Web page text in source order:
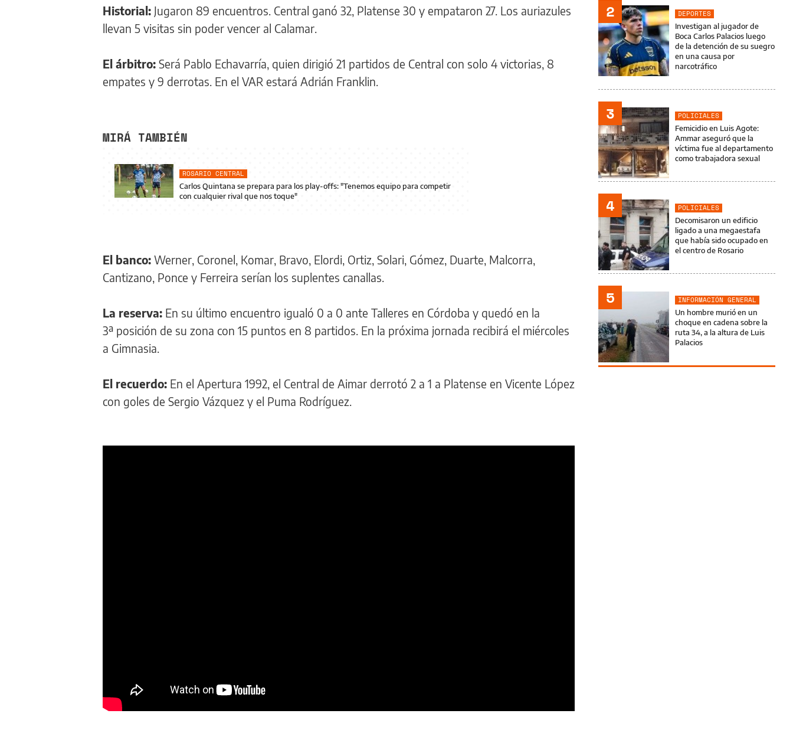
Historial: Jugaron 89 encuentros. Central ganó 32, Platense 30 y empataron 27. Los auriazules
llevan 5 visitas sin poder vencer al Calamar.
El árbitro: Será Pablo Echavarría, quien dirigió 21 partidos de Central con solo 4 victorias, 8
empates y 9 derrotas. En el VAR estará Adrián Franklin.
MIRÁ TAMBIÉN
ROSARIO CENTRAL
Carlos Quintana se prepara para los play-offs: "Tenemos equipo para competir
con cualquier rival que nos toque"
El banco: Werner, Coronel, Komar, Bravo, Elordi, Ortiz, Solari, Gómez, Duarte, Malcorra,
Cantizano, Ponce y Ferreira serían los suplentes canallas.
La reserva: En su último encuentro igualó 0 a 0 ante Talleres en Córdoba y quedó en la
3ª posición de su zona con 15 puntos en 8 partidos. En la próxima jornada recibirá el miércoles
a Gimnasia.
El recuerdo: En el Apertura 1992, el Central de Aimar derrotó 2 a 1 a Platense en Vicente López
con goles de Sergio Vázquez y el Puma Rodríguez.
2
DEPORTES
Investigan al jugador de
Boca Carlos Palacios luego
de la detención de su suegro
en una causa por
narcotráfico
3
POLICIALES
Femicidio en Luis Agote:
Ammar aseguró que la
víctima fue al departamento
como trabajadora sexual
4
POLICIALES
Decomisaron un edificio
ligado a una megaestafa
que había sido ocupado en
el centro de Rosario
5
INFORMACIÓN GENERAL
Un hombre murió en un
choque en cadena sobre la
ruta 34, a la altura de Luis
Palacios